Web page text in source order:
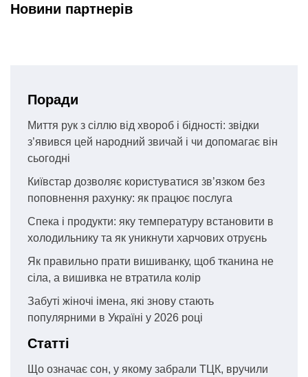
Новини партнерів
Поради
Миття рук з сіллю від хвороб і бідності: звідки
з’явився цей народний звичай і чи допомагає він
сьогодні
Київстар дозволяє користуватися зв’язком без
поповнення рахунку: як працює послуга
Спека і продукти: яку температуру встановити в
холодильнику та як уникнути харчових отруєнь
Як правильно прати вишиванку, щоб тканина не
сіла, а вишивка не втратила колір
Забуті жіночі імена, які знову стають
популярними в Україні у 2026 році
Статті
Що означає сон, у якому забрали ТЦК, вручили